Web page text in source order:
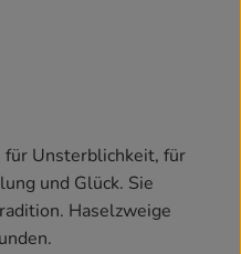
für Unsterblichkeit, für
und Glück. Sie
Haselzweige